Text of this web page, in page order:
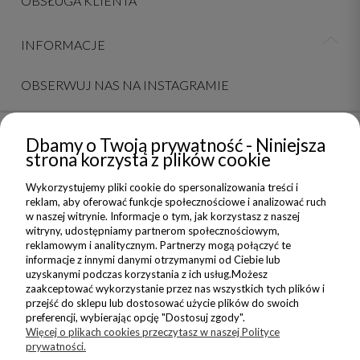
INFORMACJE
OBSERWUJ NAS NA INSTAGRAMIE
NEWSLETTER
Dołącz do nas i zyskaj 5% zniżki na Twoje pierwsze Nadzwyczajne
zakupy
ZAPISZ SIĘ
Wyrażam zgodę na wysyłanie do mnie informacji handlowych na
wskazany adres oraz przetwarzanie moich danych w związku z
obsługą newsletteru.
Zapoznałem/am się i akceptuję
Politykę Prywatności
Dbamy o Twoją prywatność - Niniejsza
strona korzysta z plików cookie
Wykorzystujemy pliki cookie do spersonalizowania treści i
reklam, aby oferować funkcje społecznościowe i analizować ruch
w naszej witrynie. Informacje o tym, jak korzystasz z naszej
witryny, udostępniamy partnerom społecznościowym,
reklamowym i analitycznym. Partnerzy mogą połączyć te
informacje z innymi danymi otrzymanymi od Ciebie lub
uzyskanymi podczas korzystania z ich usług.Możesz
zaakceptować wykorzystanie przez nas wszystkich tych plików i
przejść do sklepu lub dostosować użycie plików do swoich
preferencji, wybierając opcję "Dostosuj zgody".
Więcej o plikach cookies przeczytasz w naszej Polityce
prywatności.